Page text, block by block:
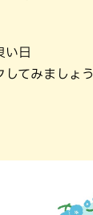
い日
てみましょう